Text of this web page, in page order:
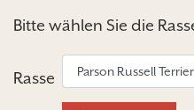
Bitte wählen Sie die
Rasse